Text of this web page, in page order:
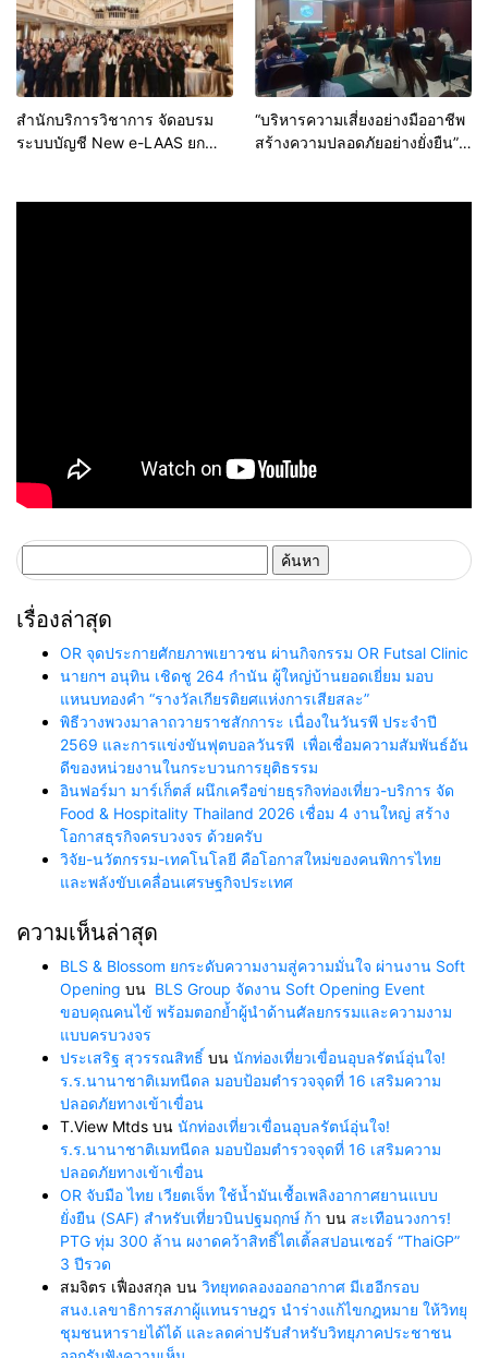
สำนักบริการวิชาการ จัดอบรม
ระบบบัญชี New e-LAAS ยก
“บริหารความเสี่ยงอย่างมืออาชีพ
สร้างความปลอดภัยอย่างยั่งยืน”
สำหรับ:
เรื่องล่าสุด
OR จุดประกายศักยภาพเยาวชน ผ่านกิจกรรม OR Futsal Clinic
นายกฯ อนุทิน เชิดชู 264 กำนัน ผู้ใหญ่บ้านยอดเยี่ยม มอบ
แหนบทองคำ “รางวัลเกียรติยศแห่งการเสียสละ”
พิธีวางพวงมาลาถวายราชสักการะ เนื่องในวันรพี ประจำปี
2569 และการแข่งขันฟุตบอลวันรพี เพื่อเชื่อมความสัมพันธ์อัน
ดีของหน่วยงานในกระบวนการยุติธรรม
อินฟอร์มา มาร์เก็ตส์ ผนึกเครือข่ายธุรกิจท่องเที่ยว-บริการ จัด
Food & Hospitality Thailand 2026 เชื่อม 4 งานใหญ่ สร้าง
โอกาสธุรกิจครบวงจร ด้วยครับ
วิจัย-นวัตกรรม-เทคโนโลยี คือโอกาสใหม่ของคนพิการไทย
และพลังขับเคลื่อนเศรษฐกิจประเทศ
ความเห็นล่าสุด
BLS & Blossom ยกระดับความงามสู่ความมั่นใจ ผ่านงาน Soft
Opening บน BLS Group จัดงาน Soft Opening Event
ขอบคุณคนไข้ พร้อมตอกย้ำผู้นำด้านศัลยกรรมและความงาม
แบบครบวงจร
ประเสริฐ สุวรรณสิทธิ์ บน นักท่องเที่ยวเขื่อนอุบลรัตน์อุ่นใจ!
ร.ร.นานาชาติเมทนีดล มอบป้อมตำรวจจุดที่ 16 เสริมความ
ปลอดภัยทางเข้าเขื่อน
T.View Mtds บน นักท่องเที่ยวเขื่อนอุบลรัตน์อุ่นใจ!
ร.ร.นานาชาติเมทนีดล มอบป้อมตำรวจจุดที่ 16 เสริมความ
ปลอดภัยทางเข้าเขื่อน
OR จับมือ ไทย เวียตเจ็ท ใช้น้ำมันเชื้อเพลิงอากาศยานแบบ
ยั่งยืน (SAF) สำหรับเที่ยวบินปฐมฤกษ์ ก้า บน สะเทือนวงการ!
PTG ทุ่ม 300 ล้าน ผงาดคว้าสิทธิ์ไตเติ้ลสปอนเซอร์ “ThaiGP”
3 ปีรวด
สมจิตร เฟื่องสกุล บน วิทยุทดลองออกอากาศ มีเฮอีกรอบ
สนง.เลขาธิการสภาผู้แทนราษฎร นำร่างแก้ไขกฎหมาย ให้วิทยุ
ชุมชนหารายได้ได้ และลดค่าปรับสำหรับวิทยุภาคประชาชน